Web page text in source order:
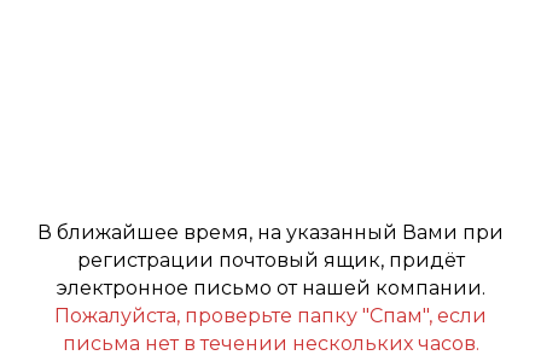
В ближайшее время, на указанный Вами при
регистрации почтовый ящик, придёт
электронное письмо от нашей компании.
Пожалуйста, проверьте папку "Спам", если
письма нет в течении нескольких часов.